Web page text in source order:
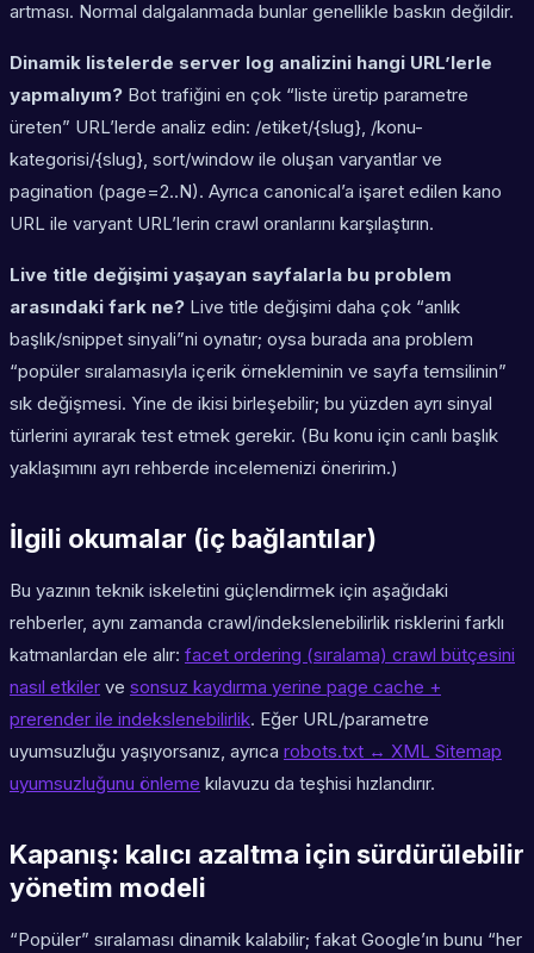
artması. Normal dalgalanmada bunlar genellikle baskın değildir.
Dinamik listelerde server log analizini hangi URL’lerle
yapmalıyım? Bot trafiğini en çok “liste üretip parametre
üreten” URL’lerde analiz edin: /etiket/{slug}, /konu-
kategorisi/{slug}, sort/window ile oluşan varyantlar ve
pagination (page=2..N). Ayrıca canonical’a işaret edilen kano
URL ile varyant URL’lerin crawl oranlarını karşılaştırın.
Live title değişimi yaşayan sayfalarla bu problem
arasındaki fark ne? Live title değişimi daha çok “anlık
başlık/snippet sinyali”ni oynatır; oysa burada ana problem
“popüler sıralamasıyla içerik örnekleminin ve sayfa temsilinin”
sık değişmesi. Yine de ikisi birleşebilir; bu yüzden ayrı sinyal
türlerini ayırarak test etmek gerekir. (Bu konu için canlı başlık
yaklaşımını ayrı rehberde incelemenizi öneririm.)
İlgili okumalar (iç bağlantılar)
Bu yazının teknik iskeletini güçlendirmek için aşağıdaki
rehberler, aynı zamanda crawl/indekslenebilirlik risklerini farklı
katmanlardan ele alır: facet ordering (sıralama) crawl bütçesini
nasıl etkiler ve sonsuz kaydırma yerine page cache +
prerender ile indekslenebilirlik. Eğer URL/parametre
uyumsuzluğu yaşıyorsanız, ayrıca robots.txt ↔ XML Sitemap
uyumsuzluğunu önleme kılavuzu da teşhisi hızlandırır.
Kapanış: kalıcı azaltma için sürdürülebilir
yönetim modeli
“Popüler” sıralaması dinamik kalabilir; fakat Google’ın bunu “her